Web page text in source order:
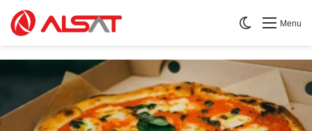
Menu
Switch skin